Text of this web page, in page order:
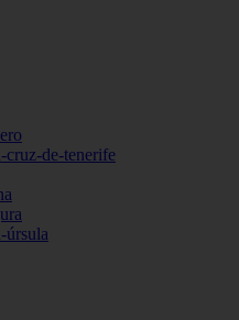
cruz-de-tenerife
úrsula